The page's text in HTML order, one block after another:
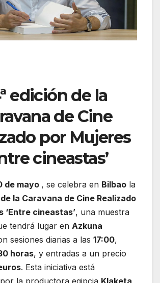
edición de la
de Cine
por Mujeres
cineastas’
de mayo , se celebra en Bilbao la
la Caravana de Cine Realizado
‘Entre cineastas’, una muestra
tendrá lugar en Azkuna
sesiones diarias a las 17:00,
horas, y entradas a un precio
. Esta iniciativa está
la productora egipcia Klaketa